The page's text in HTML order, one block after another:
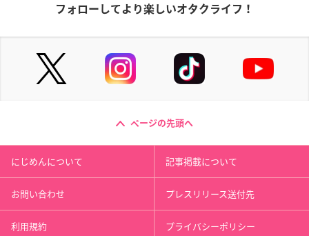
フォローしてより楽しいオタクライフ！
ページの先頭へ
にじめんについて 記事掲載について
お問い合わせ プレスリリース送付先
利用規約 プライバシーポリシー